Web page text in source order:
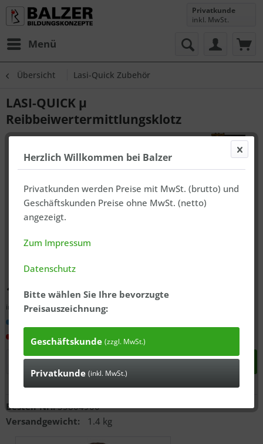
Menü
Privatkunde
inkl. MwSt.
Übersicht Lasi-Quick Zubehör
LASI-QUICK µ
Reibbeiwertermittlungsklotz
193,73 € *
inkl. MwSt., zzgl.ausgewiesener Versandkosten
In 3-7 Tagen bei Ihnen*
In denWarenkorb
Bestell-Nr.:55804900
Versandgewicht:
1.4 kg
Herzlich Willkommen bei Balzer
Privatkunden werden Preise mit MwSt. (brutto) und
Geschäftskunden Preise ohne MwSt. (netto)
angezeigt.
Zum Impressum
Datenschutz
Bitte wählen Sie Ihre bevorzugte
Preisauszeichnung:
Geschäftskunde (zzgl. MwSt.)
Privatkunde (inkl. MwSt.)